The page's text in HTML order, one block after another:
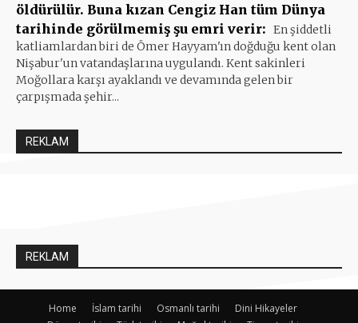
öldürülür. Buna kızan Cengiz Han tüm Dünya
tarihinde görülmemiş şu emri verir: En şiddetli
katliamlardan biri de Ömer Hayyam'ın doğduğu kent olan
Nişabur'un vatandaşlarına uygulandı. Kent sakinleri
Moğollara karşı ayaklandı ve devamında gelen bir
çarpışmada şehir...
REKLAM
REKLAM
Home İslam tarihi Osmanlı tarihi
Dini Hikayeler